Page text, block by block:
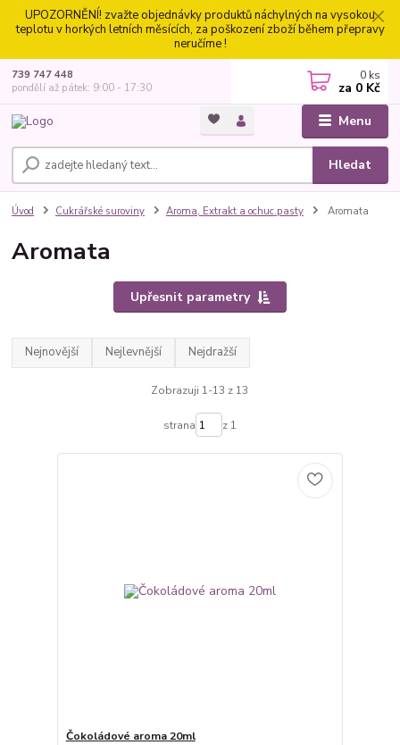
UPOZORNĚNÍ! zvažte objednávky produktů náchylných na vysokou
teplotu v horkých letních měsících, za poškození zboží během přepravy
neručíme !
Menu
Hledat
739 747 448
pondělí až pátek: 9:00 - 17:30
0 ks
za 0 Kč
Úvod Cukrářské suroviny Aroma, Extrakt a ochuc.pasty Aromata
Aromata
Upřesnit parametry
Nejnovější Nejlevnější Nejdražší
Zobrazuji 1-13 z 13
strana z 1
Čokoládové aroma 20ml